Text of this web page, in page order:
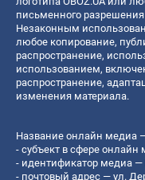
письменного
Незаконным
любое копирование,
распространение,
использованием,
распространение,
изменения материала.
Название онлайн медиа —
- субъект в сфере онлайн
- идентификатор медиа —
- почтовый адрес — ул.